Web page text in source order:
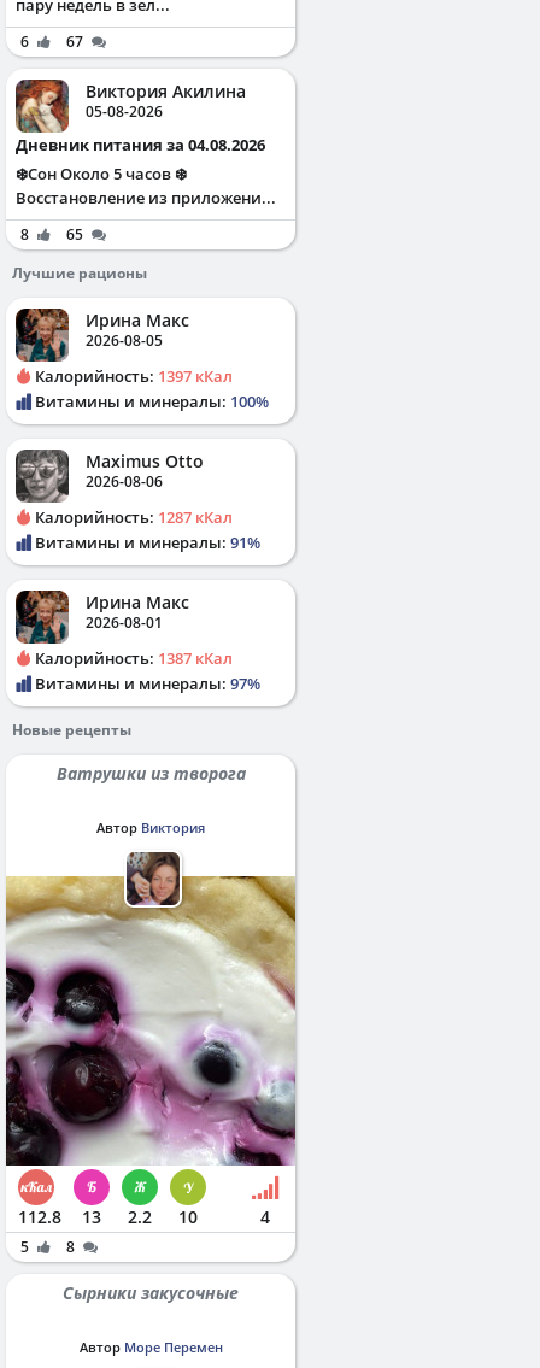
пару недель в зел...
6 67
Виктория Акилина
05-08-2026
Дневник питания за 04.08.2026
❄️Сон Около 5 часов ❄️
Восстановление из приложени...
8
65
Лучшие рационы
Ирина Макс
2026-08-05
Калорийность: 1397 кКал
Витамины и минералы: 100%
Maximus Otto
2026-08-06
Калорийность: 1287 кКал
Витамины и минералы: 91%
Ирина Макс
2026-08-01
Калорийность: 1387 кКал
Витамины и минералы: 97%
Новые рецепты
Ватрушки из творога
Автор Виктория
112.8 13 2.2 10 4
5 8
Сырники закусочные
Автор Море Перемен